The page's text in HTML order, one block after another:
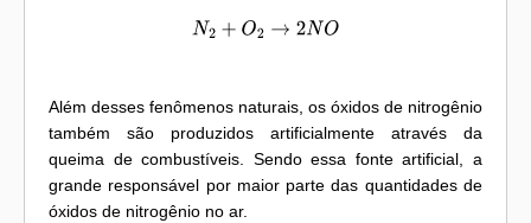
N2+O2 →2 NO
Além desses fenômenos naturais, os óxidos de nitrogênio
também são produzidos artificialmente através da
queima de combustíveis. Sendo essa fonte artificial, a
grande responsável por maior parte das quantidades de
óxidos de nitrogênio no ar.